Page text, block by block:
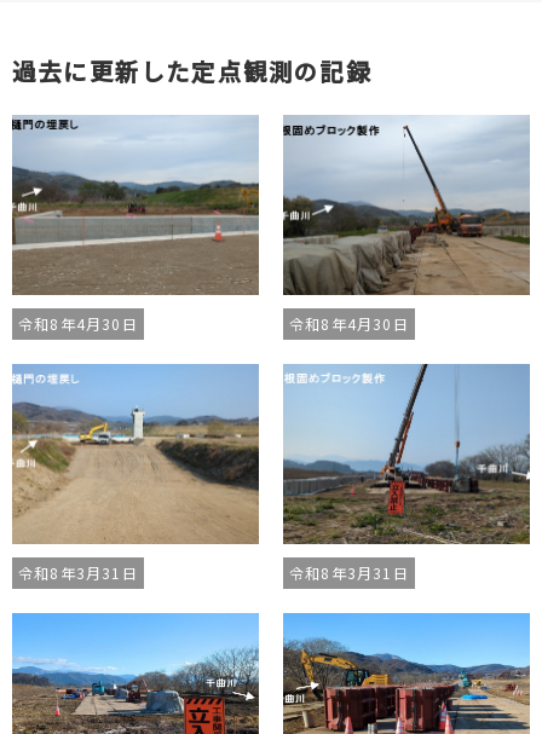
過去に更新した定点観測の記録
令和8年4月30日 令和8年4月30日
令和8年3月31日 令和8年3月31日